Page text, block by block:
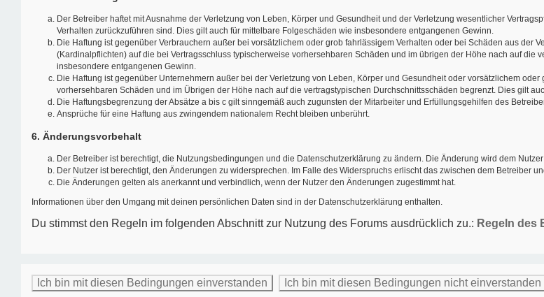
Der Betreiber haftet mit Ausnahme der Verletzung von Leben, Körper und Gesundheit und der Verletzung wesentlicher
Verhalten zurückzuführen sind. Dies gilt auch für mittelbare Folgeschäden wie insbesondere entgangenen Gewinn.
Die Haftung ist gegenüber Verbrauchern außer bei vorsätzlichem oder grob fahrlässigem Verhalten oder bei Schäden aus der
(Kardinalpflichten) auf die bei Vertragsschluss typischerweise vorhersehbaren Schäden und im übrigen der Höhe nach auf
insbesondere entgangenen Gewinn.
Die Haftung ist gegenüber Unternehmern außer bei der Verletzung von Leben, Körper und Gesundheit oder vorsätzlichem
vorhersehbaren Schäden und im Übrigen der Höhe nach auf die vertragstypischen Durchschnittsschäden begrenzt. Dies gilt
Die Haftungsbegrenzung der Absätze a bis c gilt sinngemäß auch zugunsten der Mitarbeiter und Erfüllungsgehilfen des
Ansprüche für eine Haftung aus zwingendem nationalem Recht bleiben unberührt.
6. Änderungsvorbehalt
Der Betreiber ist berechtigt, die Nutzungsbedingungen und die Datenschutzerklärung zu ändern. Die Änderung wird dem
Der Nutzer ist berechtigt, den Änderungen zu widersprechen. Im Falle des Widerspruchs erlischt das zwischen dem Betreiber
Die Änderungen gelten als anerkannt und verbindlich, wenn der Nutzer den Änderungen zugestimmt hat.
Informationen über den Umgang mit deinen persönlichen Daten sind in der Datenschutzerklärung enthalten.
Du stimmst den Regeln im folgenden Abschnitt zur Nutzung des Forums ausdrücklich zu.: Regeln des